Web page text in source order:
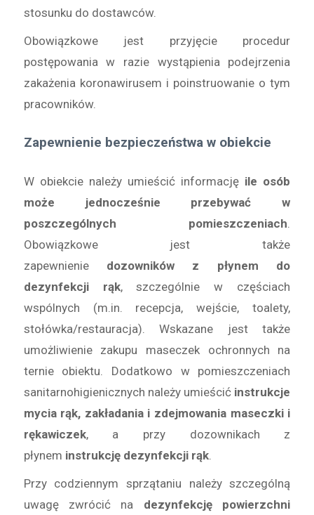
stosunku do dostawców.
Obowiązkowe jest przyjęcie procedur
postępowania w razie wystąpienia podejrzenia
zakażenia koronawirusem i poinstruowanie o tym
pracowników.
Zapewnienie bezpieczeństwa w obiekcie
W obiekcie należy umieścić informację ile osób
może jednocześnie przebywać w
poszczególnych pomieszczeniach
Obowiązkowe jest także
zapewnienie dozowników z płynem do
dezynfekcji rąk, szczególnie w częściach
wspólnych (m.in. recepcja, wejście, toalety,
stołówka/restauracja). Wskazane jest także
umożliwienie zakupu maseczek ochronnych na
ternie obiektu. Dodatkowo w pomieszczeniach
sanitarnohigienicznych należy umieścić instrukcje
mycia rąk, zakładania i zdejmowania maseczki i
rękawiczek, a przy dozownikach z
płynem instrukcję dezynfekcji rąk.
Przy codziennym sprzątaniu należy szczególną
uwagę zwrócić na dezynfekcję powierzchni